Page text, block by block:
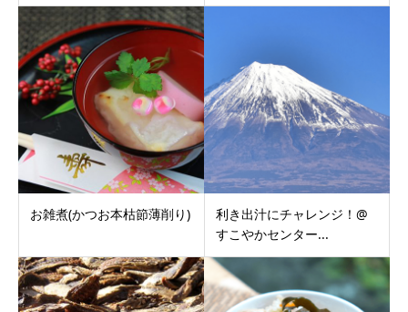
お雑煮(かつお本枯節薄削り)
利き出汁にチャレンジ！@
すこやかセンター...